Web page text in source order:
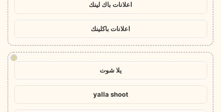
اعلانات باك لينك
اعلانات باكلينك
!
يلا شوت
yalla shoot